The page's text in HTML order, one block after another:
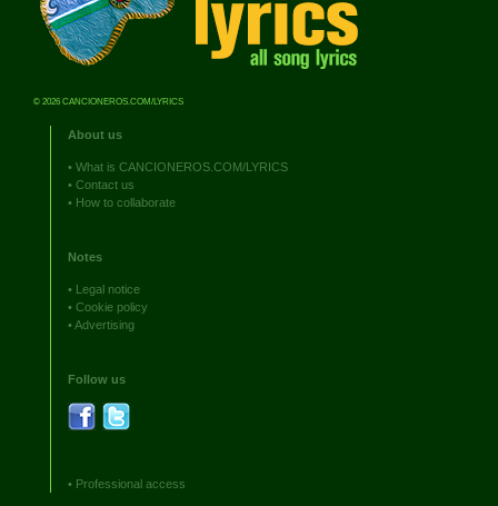
© 2026 CANCIONEROS.COM/LYRICS
About us
• What is CANCIONEROS.COM/LYRICS
• Contact us
• How to collaborate
Notes
• Legal notice
• Cookie policy
•Advertising
Follow us
• Professional access